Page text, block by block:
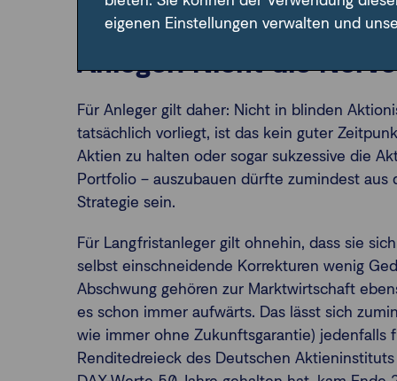
Anleger: Nicht die
Für Anleger gilt daher: Nicht in blinden
tatsächlich vorliegt, ist das kein guter
Aktien zu halten oder sogar sukzessive die
Portfolio – auszubauen dürfte zumindest
Strategie sein.
Für Langfristanleger gilt ohnehin, dass sie
selbst einschneidende Korrekturen wenig
Abschwung gehören zur Marktwirtschaft
es schon immer aufwärts. Das lässt sich
wie immer ohne Zukunftsgarantie) jedenfalls
Renditedreieck des Deutschen
eigenen Einstellungen verwalten und